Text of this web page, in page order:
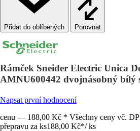
Porovnat
Rámček Sneider Electric Unica
AMNU600442 dvojnásobný bílý
Napsat první hodnocení
cenu — 188,00 Kč * Všechny ceny vč.
přepravu za ks188,00 Kč*/ ks